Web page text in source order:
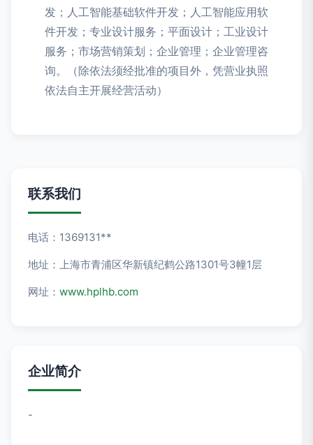
发；人工智能基础软件开发；人工智能应用软
件开发；专业设计服务；平面设计；工业设计
服务；市场营销策划；企业管理；企业管理咨
询。（除依法须经批准的项目外，凭营业执照
依法自主开展经营活动）
联系我们
电话：1369131**
地址：上海市青浦区华新镇纪鹤公路1301号3幢1层
网址： www.hplhb.com
企业简介
-